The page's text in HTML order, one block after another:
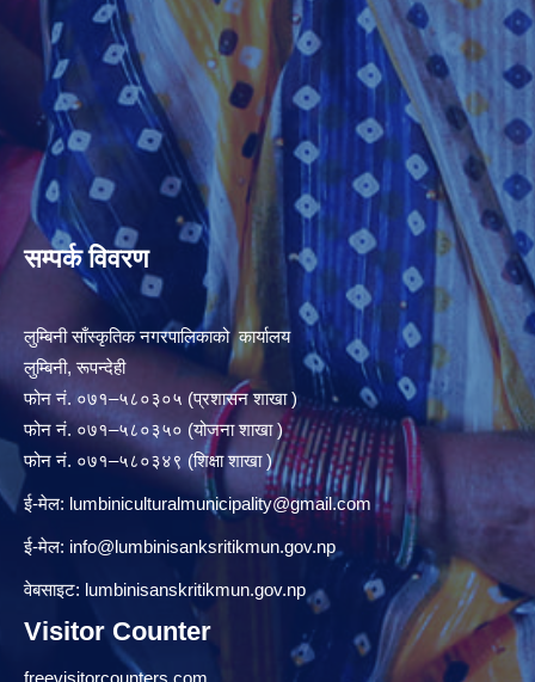
सम्पर्क विवरण
लुम्बिनी साँस्कृतिक नगरपालिकाको कार्यालय
लुम्बिनी, रूपन्देही
फोन नं. ०७१–५८०३०५ (प्रशासन शाखा )
फोन नं. ०७१–५८०३५० (योजना शाखा )
फोन नं. ०७१–५८०३४९ (शिक्षा शाखा )
ई-मेल: lumbiniculturalmunicipality@gmail.com
ई-मेल: info@lumbinisanksritikmun.gov.np
वेबसाइट: lumbinisanskritikmun.gov.np
Visitor Counter
freevisitorcounters.com